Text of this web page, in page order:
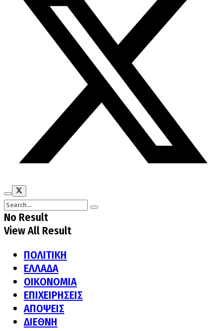
No Result
View All Result
ΠΟΛΙΤΙΚΗ
ΕΛΛΑΔΑ
ΟΙΚΟΝΟΜΙΑ
ΕΠΙΧΕΙΡΗΣΕΙΣ
ΑΠΟΨΕΙΣ
ΔΙΕΘΝΗ